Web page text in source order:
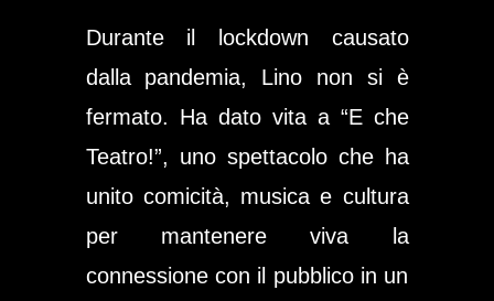
Durante il lockdown causato
dalla pandemia, Lino non si è
fermato. Ha dato vita a “E che
Teatro!”, uno spettacolo che ha
unito comicità, musica e cultura
per mantenere viva la
connessione con il pubblico in un